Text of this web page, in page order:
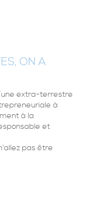
ON A
une extra-terrestre
à
à la
et
pas être